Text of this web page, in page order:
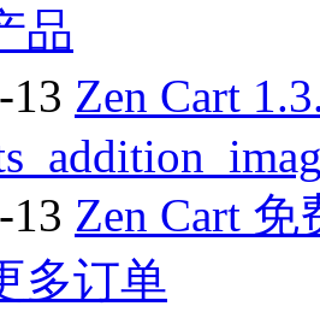
品
13 Zen Cart
13 Zen Cart
多订单